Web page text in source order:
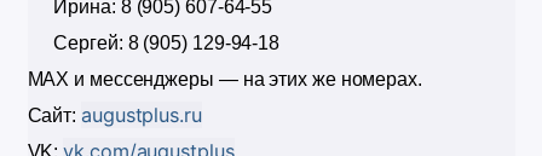
Ирина: 8 (905) 607-64-55
Сергей: 8 (905) 129-94-18
MAX и мессенджеры — на этих же номерах.
Сайт: augustplus.ru
VK: